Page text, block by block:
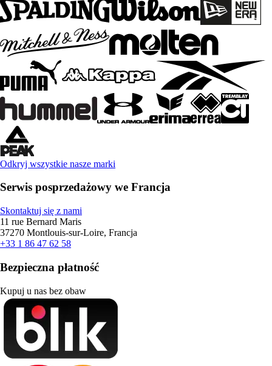
Odkryj wszystkie nasze marki
Serwis posprzedażowy we Francja
Skontaktuj się z nami
11 rue Bernard Maris
37270 Montlouis-sur-Loire, Francja
+33 1 86 47 62 58
Bezpieczna płatność
Kupuj u nas bez obaw